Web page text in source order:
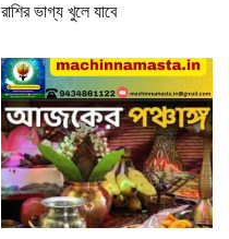
রাশির ভাগ্য খুলে যাবে